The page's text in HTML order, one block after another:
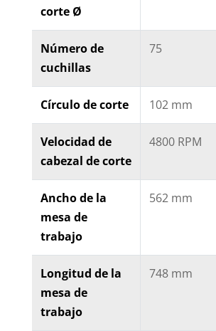
corte Ø
Número de
cuchillas
75
Círculo de corte 102 mm
Velocidad de
cabezal de corte
4800 RPM
Ancho de la
mesa de
trabajo
562 mm
Longitud de la
mesa de
trabajo
748 mm